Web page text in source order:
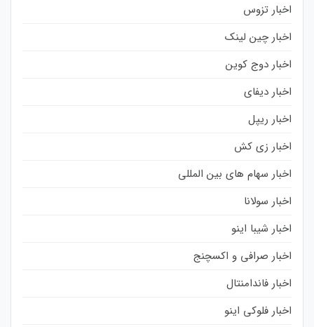
اخبار تزوس
اخبار چین لینک
اخبار دوج کوین
اخبار دیفای
اخبار ریپل
اخبار زی کش
اخبار سهام های بین المللی
اخبار سولانا
اخبار شیبا اینو
اخبار صرافی و اکسچنج
اخبار فاندامنتال
اخبار فلوکی اینو